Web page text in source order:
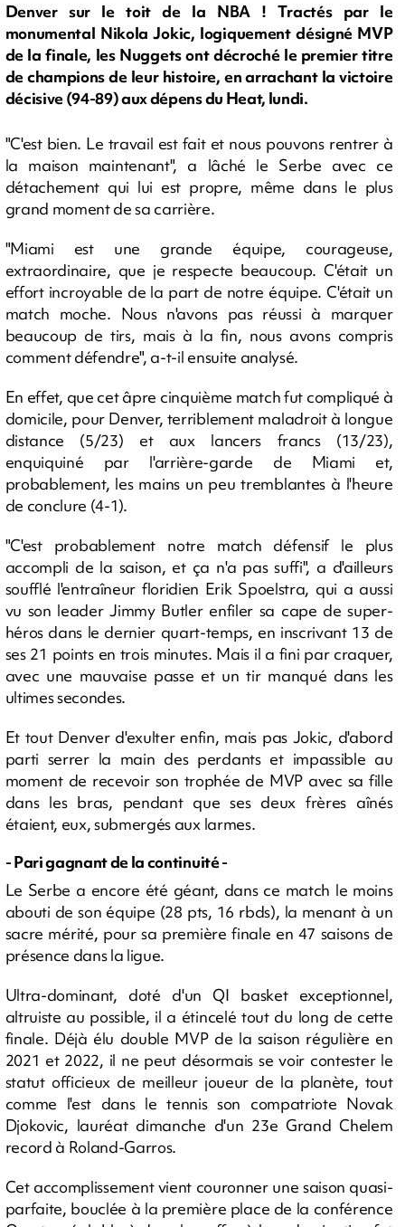
Denver sur le toit de la NBA ! Tractés par le
monumental Nikola Jokic, logiquement désigné MVP
de la finale, les Nuggets ont décroché le premier titre
de champions de leur histoire, en arrachant la victoire
décisive (94-89) aux dépens du Heat, lundi.
"C'est bien. Le travail est fait et nous pouvons rentrer à
la maison maintenant", a lâché le Serbe avec ce
détachement qui lui est propre, même dans le plus
grand moment de sa carrière.
"Miami est une grande équipe, courageuse,
extraordinaire, que je respecte beaucoup. C'était un
effort incroyable de la part de notre équipe. C'était un
match moche. Nous n'avons pas réussi à marquer
beaucoup de tirs, mais à la fin, nous avons compris
comment défendre", a-t-il ensuite analysé.
En effet, que cet âpre cinquième match fut compliqué à
domicile, pour Denver, terriblement maladroit à longue
distance (5/23) et aux lancers francs (13/23),
enquiquiné par l'arrière-garde de Miami et,
probablement, les mains un peu tremblantes à l'heure
de conclure (4-1).
"C'est probablement notre match défensif le plus
accompli de la saison, et ça n'a pas suffi", a d'ailleurs
soufflé l'entraîneur floridien Erik Spoelstra, qui a aussi
vu son leader Jimmy Butler enfiler sa cape de super-
héros dans le dernier quart-temps, en inscrivant 13 de
ses 21 points en trois minutes. Mais il a fini par craquer,
avec une mauvaise passe et un tir manqué dans les
ultimes secondes.
Et tout Denver d'exulter enfin, mais pas Jokic, d'abord
parti serrer la main des perdants et impassible au
moment de recevoir son trophée de MVP avec sa fille
dans les bras, pendant que ses deux frères aînés
étaient, eux, submergés aux larmes.
- Pari gagnant de la continuité -
Le Serbe a encore été géant, dans ce match le moins
abouti de son équipe (28 pts, 16 rbds), la menant à un
sacre mérité, pour sa première finale en 47 saisons de
présence dans la ligue.
Ultra-dominant, doté d'un QI basket exceptionnel,
altruiste au possible, il a étincelé tout du long de cette
finale. Déjà élu double MVP de la saison régulière en
2021 et 2022, il ne peut désormais se voir contester le
statut officieux de meilleur joueur de la planète, tout
comme l'est dans le tennis son compatriote Novak
Djokovic, lauréat dimanche d'un 23e Grand Chelem
record à Roland-Garros.
Cet accomplissement vient couronner une saison quasi-
parfaite, bouclée à la première place de la conférence